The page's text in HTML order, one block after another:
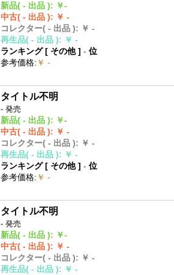
新品( - 出品 ): ￥-
中古( - 出品 ): ￥ -
コレクター( - 出品 ): ￥ -
再生品( - 出品 ): ￥ -
ランキング [ その他]- 位
参考価格: ￥ -
タイトル不明
- 発売
新品( - 出品 ): ￥-
中古( - 出品 ): ￥ -
コレクター( - 出品 ): ￥ -
再生品( - 出品 ): ￥ -
ランキング [ その他]- 位
参考価格: ￥ -
タイトル不明
- 発売
新品( - 出品 ): ￥-
中古( - 出品 ): ￥ -
コレクター( - 出品 ): ￥ -
再生品( - 出品 ): ￥ -